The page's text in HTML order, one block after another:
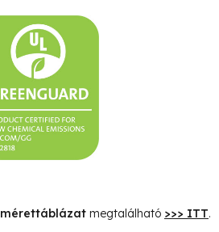
mérettáblázat megtalálható >>> ITT.